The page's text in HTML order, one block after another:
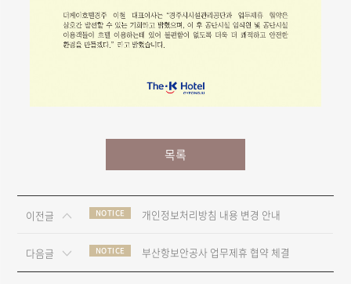
목록
이전글 NOTICE 개인정보처리방침 내용 변경 안내
다음글 NOTICE 부산항보안공사 업무제휴 협약 체결